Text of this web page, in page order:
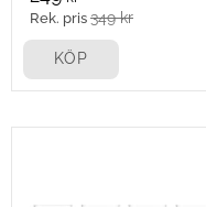
349kr
KÖP